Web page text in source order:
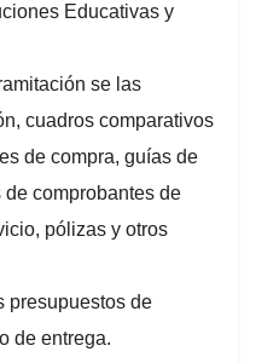
Educativas y
se las
cuadros comparativos
de compra, guías de
comprobantes de
pólizas y otros
presupuestos de
de entrega.